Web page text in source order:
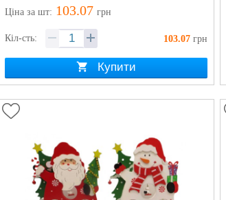
Ціна за шт: 103.07 грн
Кіл-сть: 103.07 грн
Купити